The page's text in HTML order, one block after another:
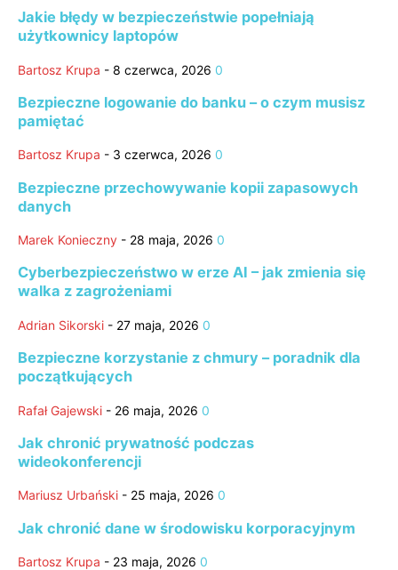
Jakie błędy w bezpieczeństwie popełniają
użytkownicy laptopów
Bartosz Krupa - 8 czerwca, 2026 0
Bezpieczne logowanie do banku – o czym musisz
pamiętać
Bartosz Krupa - 3 czerwca, 2026 0
Bezpieczne przechowywanie kopii zapasowych
danych
Marek Konieczny - 28 maja, 2026 0
Cyberbezpieczeństwo w erze AI – jak zmienia się
walka z zagrożeniami
Adrian Sikorski - 27 maja, 2026 0
Bezpieczne korzystanie z chmury – poradnik dla
początkujących
Rafał Gajewski - 26 maja, 2026 0
Jak chronić prywatność podczas
wideokonferencji
Mariusz Urbański - 25 maja, 2026 0
Jak chronić dane w środowisku korporacyjnym
Bartosz Krupa - 23 maja, 2026 0